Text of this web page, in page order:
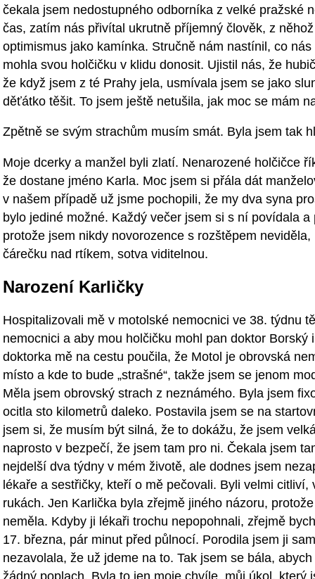
čekala jsem nedostupného odborníka z velké pražské
čas, zatím nás přivítal ukrutně příjemný člověk, z
optimismus jako kamínka. Stručně nám nastínil, co
mohla svou holčičku v klidu donosit. Ujistil nás, že
že když jsem z té Prahy jela, usmívala jsem se jako
děťátko těšit. To jsem ještě netušila, jak moc se mám
Zpětně se svým strachům musím smát. Byla jsem tak
Moje dcerky a manžel byli zlatí. Nenarozené holčičce
že dostane jméno Karla. Moc jsem si přála dát
v našem případě už jsme pochopili, že my dva syna
bylo jediné možné. Každý večer jsem si s ní povídala
protože jsem nikdy novorozence s rozštěpem
čárečku nad rtíkem, sotva viditelnou.
Narození Karličky
Hospitalizovali mě v motolské nemocnici ve 38. týdnu
nemocnici a aby mou holčičku mohl pan doktor
doktorka mě na cestu poučila, že Motol je obrovská
místo a kde to bude „strašné“, takže jsem se jenom
Měla jsem obrovský strach z neznámého. Byla jsem
ocitla sto kilometrů daleko. Postavila jsem se na
jsem si, že musím být silná, že to dokážu, že jsem
naprosto v bezpečí, že jsem tam pro ni. Čekala jsem
nejdelší dva týdny v mém životě, ale dodnes jsem
lékaře a sestřičky, kteří o mě pečovali. Byli velmi
rukách. Jen Karlička byla zřejmě jiného názoru,
neměla. Kdyby ji lékaři trochu nepopohnali, zřejmě
17. března, pár minut před půlnocí. Porodila jsem ji
nezavolala, že už jdeme na to. Tak jsem se bála,
žádný poplach. Byla to jen moje chvíle, můj úkol, který